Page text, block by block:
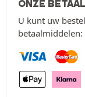
ONZE
U kunt uw
betaalmiddelen: